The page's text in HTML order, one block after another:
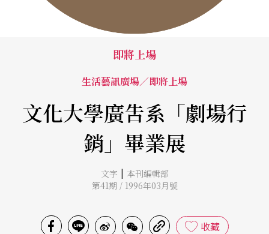
即將上場
生活藝訊廣場／即將上場
文化大學廣吿系「劇場行
銷」畢業展
文字 | 本刊編輯部
第41期 / 1996年03月號
收藏